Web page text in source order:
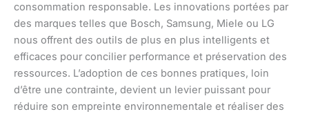
consommation responsable. Les innovations portées par
des marques telles que Bosch, Samsung, Miele ou LG
nous offrent des outils de plus en plus intelligents et
efficaces pour concilier performance et préservation des
ressources. L’adoption de ces bonnes pratiques, loin
d’être une contrainte, devient un levier puissant pour
réduire son empreinte environnementale et réaliser des